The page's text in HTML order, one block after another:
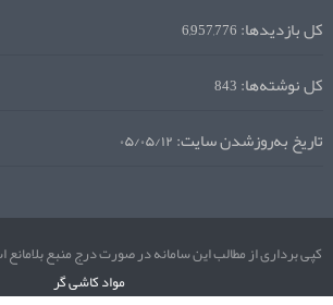
کل بازدیدها:6,957,776
کل نوشته‌ها:843
تاریخ به‌روزشدن سایت:۰۵/۰۵/۱۲
کپی برداری از مطالب این سامانه در صورت درج منبع
مواد کاشی گر